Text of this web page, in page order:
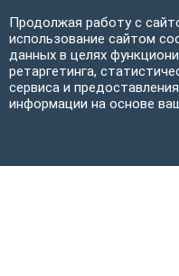
Продолжая работу с
использование сайтом
данных в целях
ретаргетинга,
сервиса и
информации на основе